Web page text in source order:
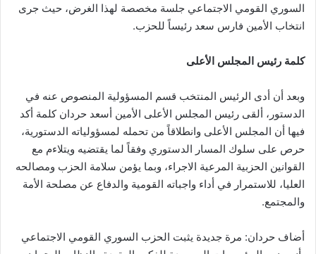
السوري القومي الاجتماعي جلسة مخصصة لهذا الغرض، حيث جرى
انتخاب الأمين فارس سعد رئيساً للحزب.
كلمة رئيس المجلس الأعلى
وبعد أن أدى الرئيس المنتخب قسم المسؤولية المنصوص عنه في
الدستور، ألقى رئيس المجلس الأعلى الأمين أسعد حردان كلمة أكد
فيها أن المجلس الأعلى وانطلاقاً من تحمله لمسؤولياته الدستورية،
حرص على سلوك المسار الدستوري وفقاً لما يقتضيه ويتلاءم مع
القوانين الحزبية المرعية الاجراء، وبما يؤمن سلامة الحزب ومصالحه
العليا، للاستمرار في أداء واجباته القومية والدفاع عن مصلحة الأمة
والمجتمع.
أضاف حردان: مرة جديدة يثبت الحزب السوري القومي الاجتماعي